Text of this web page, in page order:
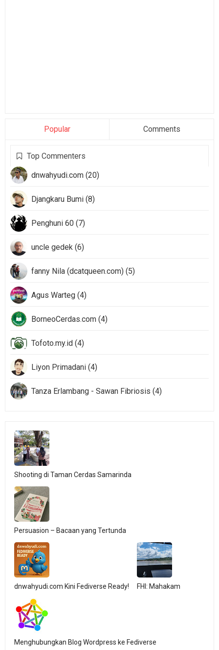
Popular Comments
Top Commenters
dnwahyudi.com (20)
Djangkaru Bumi (8)
Penghuni 60 (7)
uncle gedek (6)
fanny Nila (dcatqueen.com) (5)
Agus Warteg (4)
BorneoCerdas.com (4)
Tofoto.my.id (4)
Liyon Primadani (4)
Tanza Erlambang - Sawan Fibriosis (4)
Shooting di Taman Cerdas Samarinda
Persuasion – Bacaan yang Tertunda
dnwahyudi.com Kini Fediverse Ready! FHI: Mahakam
Menghubungkan Blog Wordpress ke Fediverse